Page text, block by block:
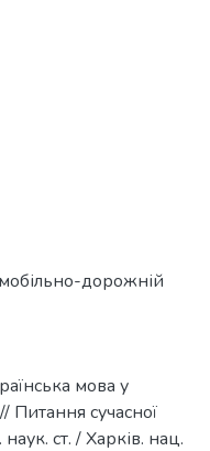
дорожній
мова у
сучасної
наук. ст. / Харків. нац.